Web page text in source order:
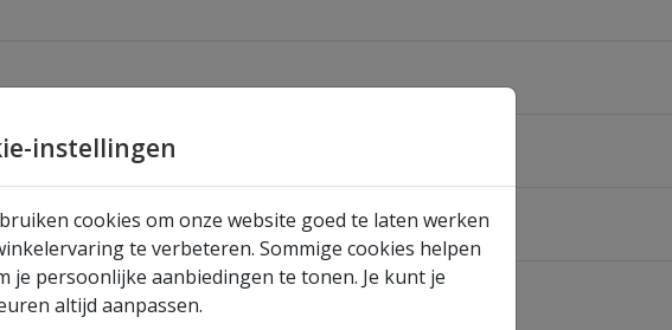
instellingen
cookies om onze website goed te laten werken
te verbeteren. Sommige cookies helpen
je persoonlijke aanbiedingen te tonen. Je kunt je
altijd aanpassen.